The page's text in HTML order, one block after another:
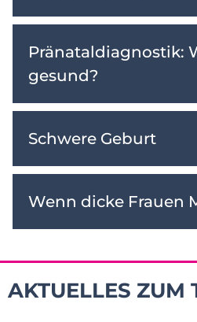
Pränataldiagnostik:
gesund?
Schwere Geburt
Wenn dicke Frauen
AKTUELLES ZUM